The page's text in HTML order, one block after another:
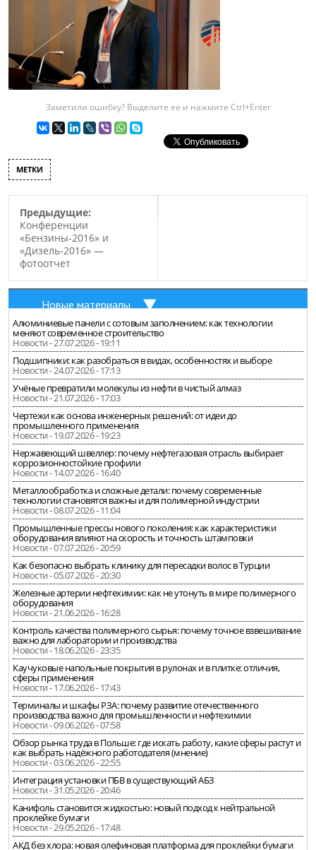
Заметили ошибку? Выделите ее и нажмите Ctrl+Enter
МЕТКИ
Предыдущие:
Конференции
«Бензины-2016» и
«Дизель-2016» —
фотоотчет
Новые материалы
Алюминиевые панели с сотовым заполнением: как технологии
меняют современное строительство
Новости - 27.07.2026 - 19:11
Подшипники: как разобраться в видах, особенностях и выборе
Новости - 24.07.2026 - 17:13
Учёные превратили молекулы из нефти в чистый алмаз
Новости - 21.07.2026 - 17:03
Чертежи как основа инженерных решений: от идеи до
промышленного применения
Новости - 19.07.2026 - 19:23
Нержавеющий швеллер: почему нефтегазовая отрасль выбирает
коррозионностойкие профили
Новости - 14.07.2026 - 16:40
Металлообработка и сложные детали: почему современные
технологии становятся важны и для полимерной индустрии
Новости - 08.07.2026 - 11:04
Промышленные прессы нового поколения: как характеристики
оборудования влияют на скорость и точность штамповки
Новости - 07.07.2026 - 20:59
Как безопасно выбрать клинику для пересадки волос в Турции
Новости - 05.07.2026 - 20:30
Железные артерии нефтехимии: как не утонуть в мире полимерного
оборудования
Новости - 21.06.2026 - 16:28
Контроль качества полимерного сырья: почему точное взвешивание
важно для лаборатории и производства
Новости - 18.06.2026 - 23:35
Каучуковые напольные покрытия в рулонах и в плитке: отличия,
сферы применения
Новости - 17.06.2026 - 17:43
Терминалы и шкафы РЗА: почему развитие отечественного
производства важно для промышленности и нефтехимии
Новости - 09.06.2026 - 07:58
Обзор рынка труда в Польше: где искать работу, какие сферы растут и
как выбрать надёжного работодателя (мнение)
Новости - 03.06.2026 - 22:55
Интеграция установки ПБВ в существующий АБЗ
Новости - 31.05.2026 - 20:46
Канифоль становится жидкостью: новый подход к нейтральной
проклейке бумаги
Новости - 29.05.2026 - 17:48
АКД без хлора: новая олефиновая платформа для проклейки бумаги